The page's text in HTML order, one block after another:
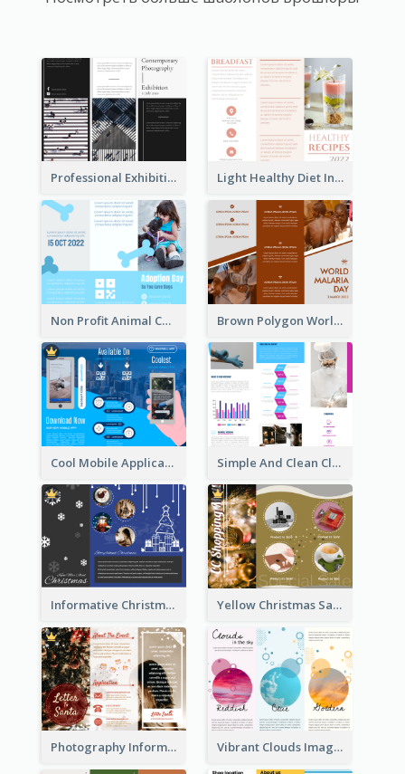
Professional Exhibition Event Tri Fold Brochure Light Healthy Diet Informational Tri Fold Brochure
Non Profit Animal Community Tri Fold Brochure Brown Polygon World Malaria Day Brochure
Cool Mobile Application Promotional Brochure Design Simple And Clean Clinic Brochure Design Ideas
Informative Christmas Brochure With Graphics And Photos Yellow Christmas Sale Brochure With Images Of Products
Photography Informative Christmas Event Brochure Vibrant Clouds Imagery Tri Fold Brochure